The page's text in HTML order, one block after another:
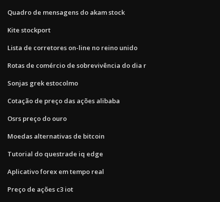
Quadro de mensagens do akam stock
Kite stockport
Lista de corretores on-line no reino unido
Rotas de comércio de sobrevivência do dia r
Sonjas grek estocolmo
Cotação de preço das ações alibaba
Osrs preço do ouro
Moedas alternativas de bitcoin
Tutorial do questrade iq edge
Aplicativo forex em tempo real
Preço de ações c3 iot